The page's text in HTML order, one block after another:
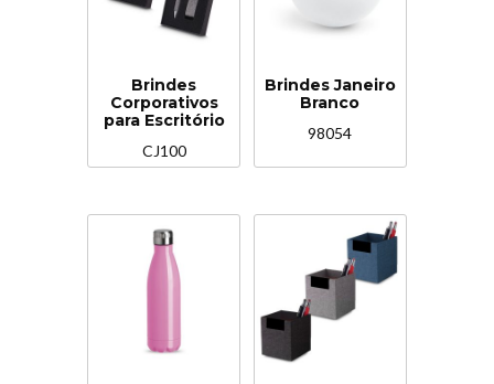
Brindes
Corporativos
para Escritório
CJ100
Brindes Janeiro
Branco
98054